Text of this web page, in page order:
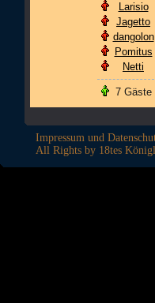
Larisio
Jagetto
dangolon
Pomitus
Netti
7 Gäste
Impressum und
All Rights by 18tes